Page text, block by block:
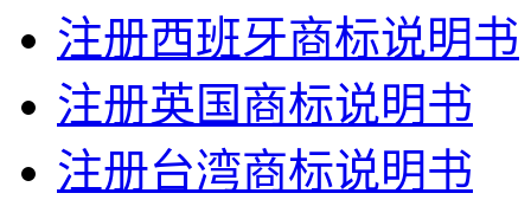
注册西班牙商标说明书
注册英国商标说明书
注册台湾商标说明书